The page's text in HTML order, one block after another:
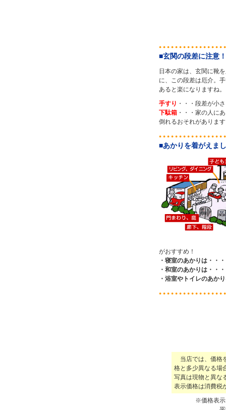
■玄関の段差に注意
日本の家は、玄関に靴
に、この段差は厄介。
あると楽になりますね。
手すり ・・・段差が小
下駄箱 ・・・家の人に
倒れるおそれがありま
■あかりを着がえま
がおすすめ！
・寝室のあかりは・・・
・和室のあかりは・・・
・浴室やトイレのあか
当店では、価格
格と多少異なる場
写真は現物と異な
表示価格は消費
※価格表示